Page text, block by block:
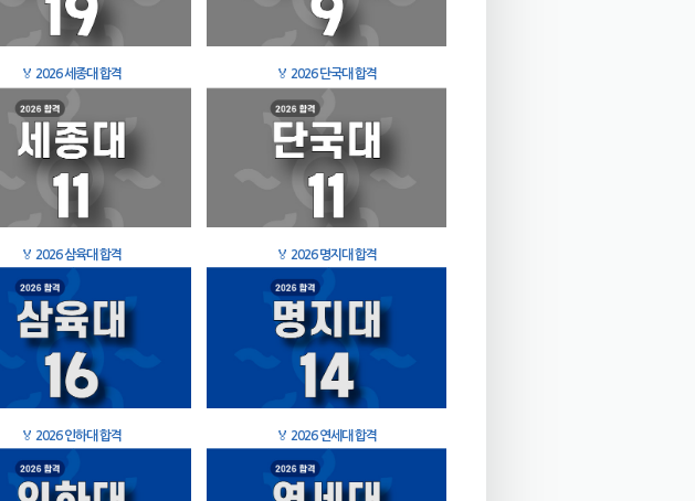
🏅 2026 세종대 합격 🏅 2026 단국대 합격
🏅 2026 삼육대 합격 🏅 2026 명지대 합격
🏅 2026 인하대 합격 🏅 2026 연세대 합격